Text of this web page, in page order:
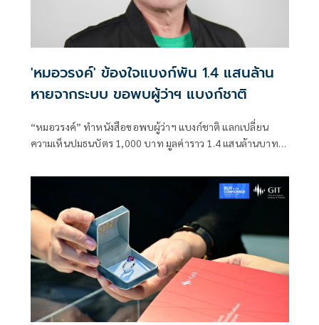
'หมอวรงค์' ข้องใจแบงก์พัน 1.4 แสนล้าน
หายจากระบบ ขอพบผู้ว่าฯ แบงก์ชาติ
“หมอวรงค์” ทำหนังสือขอพบผู้ว่าฯ แบงก์ชาติ แลกเปลี่ยน
ความเห็นปมธนบัตร 1,000 บาท มูลค่าราว 1.4 แสนล้านบาทไม่
คอร์รัปชันและธุรกิจทุนเทา พร้อมหาทางออกต่อปัญหาดัง